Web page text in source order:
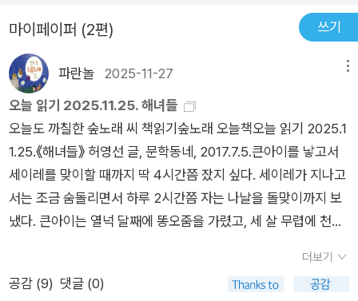
시작은 해 진 뒤에 있다’, '울고 싶을 땐 물에서 울어라’, ‘해녀는 묵
은 것들의 힘을 믿는다’ 등등에서 느껴지는 시라는 정신의 등뼈.
시를 쓸 때 백지와 나 사이의 긴장감과 거리감을 바다와 해녀 사
이에 놓아봤을 때 일견 유지되는 생의 팽팽함. 이렇듯 시와 해녀
는 똑 닮아 있구나. 이렇게 시와 해녀는 쏙 빼닮지 않았는가. 그리
하여 나는『해녀들』을 한 편의 거대한 서사시로 읽는다. “어떤 절
박함 없이 어떤 극한을 견디겠는가.” 삶이 무엇인가를 말없는 물
노동으로 보여주고 있기에 참으로 귀한 시집, 뜨거운 눈물과 차가
운 바닷물이 섞여 덤덤한 듯 일렁이고 있는 시집『해녀들』을 나는
한 편의 탄탄한 시론으로 읽는다. 해녀들은 물에서 시를 쓴다. 없
계집’을 가리킬 텐데, 바닷일을 하는 사람은 스스로 ‘잠네’ 같은
이름을 지었습니다. “잠기는 사람”이라는 뜻입니다. ‘잠기다’는
‘잠·자다’와 ‘자맥’하고 나란히 흐르는 낱말입니다. ‘잠네(잠녜)’
이야기를 글로 옮기려면, 잠네를 구경만 해서는 못 써요. 함께 바
다에 잠겨서 바다빛을 보고 바다밑을 가르고 바다살림을 지을 노
릇입니다. 글쓴이는 여러 잠네를 만나서 들은 말을 고스란히 옮겨
적습니다. 말을 옮겨적기만 해도 노래가 될 수 있습니다만, 알맹
이가 빠지지 않았을까요. 바다와 뭍과 섬은 어떤 터전일는지 차분
하면서 참하게 먼저 오래오래 품어 보기를 바랍니다. 바다빛이 없
는 바다잠네 글자락에는 “하늘빛을 담은 바다”하고 멀어요.ㅍㄹ
톡톡히 했지 (해녀 고차동/16쪽)빈집 / 오사카 이쿠노쿠 조선 시
장 올레길 호린 눈 / 자꾸 희미해간다 / 아야, 어디 가니 (해녀 양
마이페이퍼 (2편) 쓰기
파란놀 2025-11-27
오늘 읽기 2025.11.25. 해녀들
오늘도 까칠한 숲노래 씨 책읽기숲노래 오늘책오늘 읽기 2025.1
1.25.《해녀들》 허영선 글, 문학동네, 2017.7.5.큰아이를 낳고서
세이레를 맞이할 때까지 딱 4시간쯤 잤지 싶다. 세이레가 지나고
서는 조금 숨돌리면서 하루 2시간쯤 자는 나날을 돌맞이까지 보
냈다. 큰아이는 열넉 달째에 똥오줌을 가렸고, 세 살 무렵에 천기
나, 곧이어 작은아이가 태어나면서 다시 ‘하루 2시간 잠들기’로
갔다. 새벽에 서울 신촌 길손집에서 눈뜬다. 벼락치는 소리를 듣
더보기
공감 (9) 댓글 (0)